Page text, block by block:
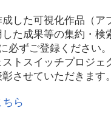
した可視化作品（ア
た成果等の集約・検
必ずご登録ください。
トスイッチプロジェ
させていただきます。
ちら